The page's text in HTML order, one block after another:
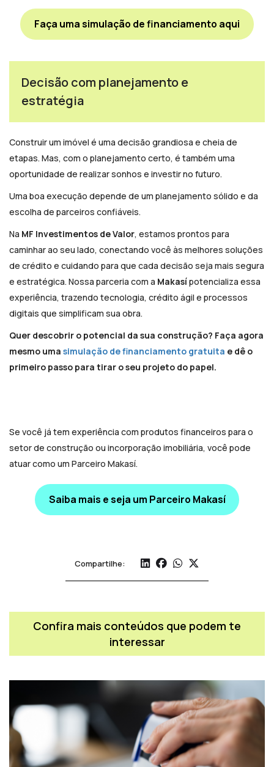
Faça uma simulação de financiamento aqui
Decisão com planejamento e
estratégia
Construir um imóvel é uma decisão grandiosa e cheia de
etapas. Mas, com o planejamento certo, é também uma
oportunidade de realizar sonhos e investir no futuro.
Uma boa execução depende de um planejamento sólido e da
escolha de parceiros confiáveis.
Na MF Investimentos de Valor, estamos prontos para
caminhar ao seu lado, conectando você às melhores soluções
de crédito e cuidando para que cada decisão seja mais segura
e estratégica. Nossa parceria com a Makasípotencializa essa
experiência, trazendo tecnologia, crédito ágil e processos
digitais que simplificam sua obra.
Quer descobrir o potencial da sua construção? Faça agora
mesmo uma simulação de financiamento gratuita e dê o
primeiro passo para tirar o seu projeto do papel.
Se você já tem experiência com produtos financeiros para o
setor de construção ou incorporação imobiliária, você pode
atuar como um Parceiro Makasí.
Saiba mais e seja um Parceiro Makasí
Compartilhe:
Confira mais conteúdos que podem te
interessar